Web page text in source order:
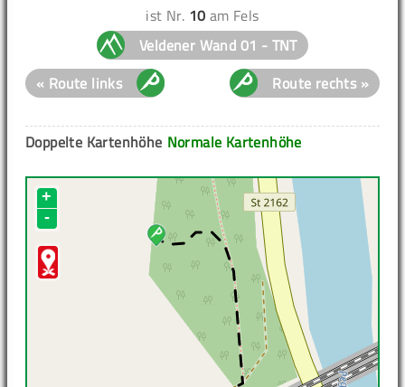
ist Nr. 10 am Fels
Veldener Wand 01 - TNT
« Route links
Route rechts »
Normale Kartenhöhe
Doppelte Kartenhöhe
+
-